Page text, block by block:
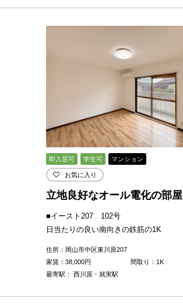
即入居可 学生可 マンション
お気に入り
立地良好なオール電化の部屋
■イースト207 102号
日当たりの良い南向きの鉄筋の1K
住所：岡山市中区東川原207
家賃： 38,000円
間取り：1K
最寄駅： 西川原・就実駅